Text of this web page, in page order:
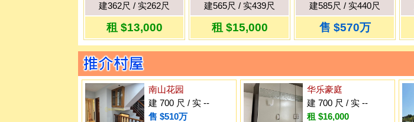
建362尺 / 实262尺
租 $13,000
建565尺 / 实439尺
租 $15,000
建585尺 / 实440尺
售 $570万
南山花园
建 700 尺 / 实 --
售 $510万
华乐豪庭
建 700 尺 / 实 --
租 $16,000